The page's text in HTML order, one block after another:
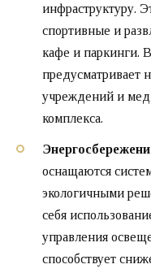
инфраструктуру.
спортивные и
кафе и паркинги.
предусматривает
учреждений и
комплекса.
оснащаются
экологичными
себя
управления
способствует